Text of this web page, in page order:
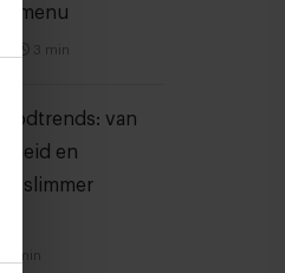
menu
3 min
van
en
slimmer
6 min